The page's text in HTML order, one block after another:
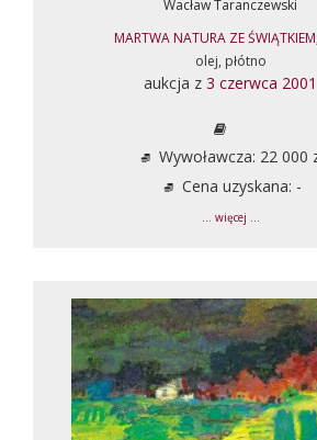
Wacław Taranczewski
MARTWA NATURA ZE
olej, płótno
aukcja z 3 czerwca 2001
Wywoławcza: 22 000
Cena uzyskana: -
... więcej ...